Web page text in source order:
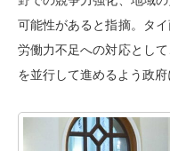
可能性があると指摘。タ
労働力不足への対応とし
を並行して進めるよう政府